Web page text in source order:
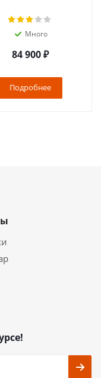
Много
84 900₽
Подробнее